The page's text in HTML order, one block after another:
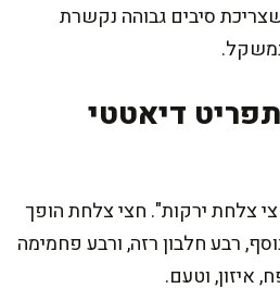
סיבים גבוהה נקשרת
דיאטטי
צלחת ירקות". חצי צלחת הופך
רבע חלבון רזה, ורבע פחמימה
איזון, וטעם.